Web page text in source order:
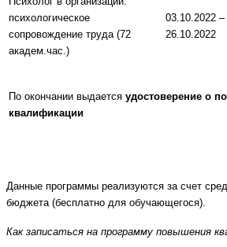
психологическое
сопровождение труда (72
академ.час.)
03.10.2022 –
26.10.2022
По окончании выдается удостоверение о
квалификации
Данные программы реализуются за счет
бюджета (бесплатно для обучающегося).
Как записаться на программу повышения